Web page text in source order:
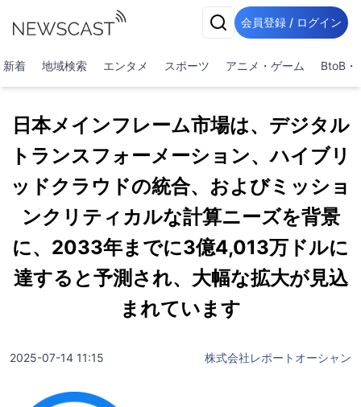
会員登録 / ログイン
新着 地域検索 エンタメ スポーツ アニメ・ゲーム BtoB・
日本メインフレーム市場は、デジタル
トランスフォーメーション、ハイブリ
ッドクラウドの統合、およびミッショ
ンクリティカルな計算ニーズを背景
に、2033年までに3億4,013万ドルに
達すると予測され、大幅な拡大が見込
まれています
2025-07-14 11:15 株式会社レポートオーシャン